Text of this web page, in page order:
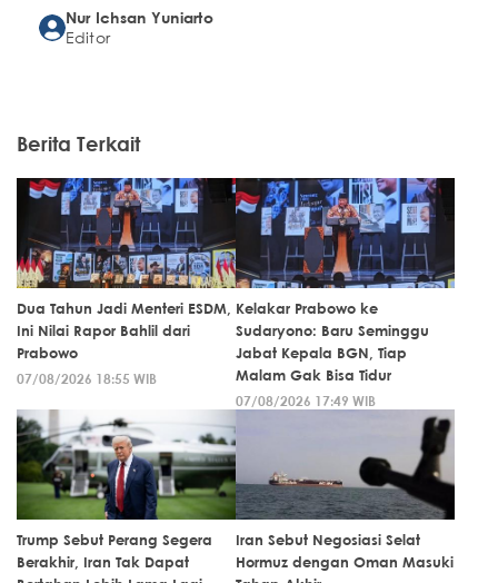
Nur Ichsan Yuniarto
Editor
Berita Terkait
Dua Tahun Jadi Menteri ESDM,
Ini Nilai Rapor Bahlil dari
Prabowo
07/08/2026 18:55 WIB
Kelakar Prabowo ke
Sudaryono: Baru Seminggu
Jabat Kepala BGN, Tiap
Malam Gak Bisa Tidur
07/08/2026 17:49 WIB
Trump Sebut Perang Segera
Berakhir, Iran Tak Dapat
Iran Sebut Negosiasi Selat
Hormuz dengan Oman Masuki